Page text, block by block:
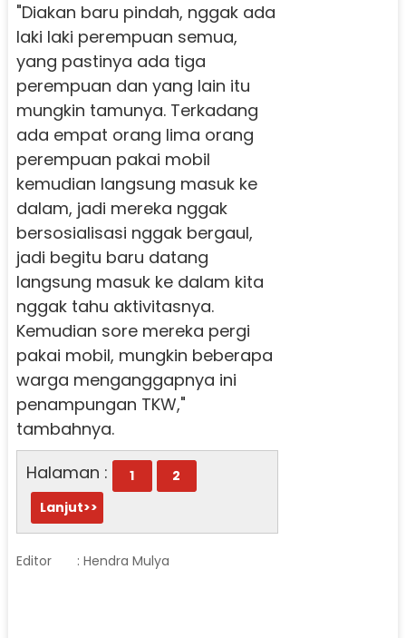
"Diakan baru pindah, nggak ada
laki laki perempuan semua,
yang pastinya ada tiga
perempuan dan yang lain itu
mungkin tamunya. Terkadang
ada empat orang lima orang
perempuan pakai mobil
kemudian langsung masuk ke
dalam, jadi mereka nggak
bersosialisasi nggak bergaul,
jadi begitu baru datang
langsung masuk ke dalam kita
nggak tahu aktivitasnya.
Kemudian sore mereka pergi
pakai mobil, mungkin beberapa
warga menganggapnya ini
penampungan TKW,"
tambahnya.
Halaman :
1
2
Lanjut>>
Editor : Hendra Mulya